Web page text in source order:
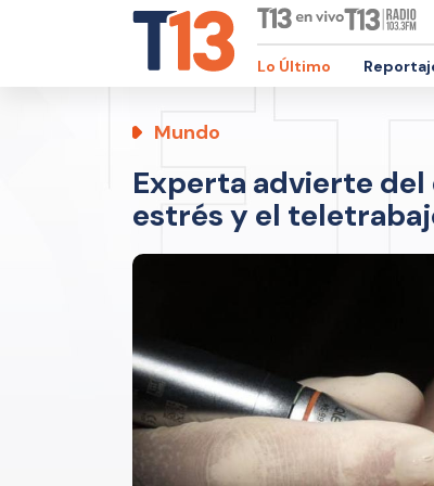
Lo Último
Mundo
Experta advierte del
estrés y el